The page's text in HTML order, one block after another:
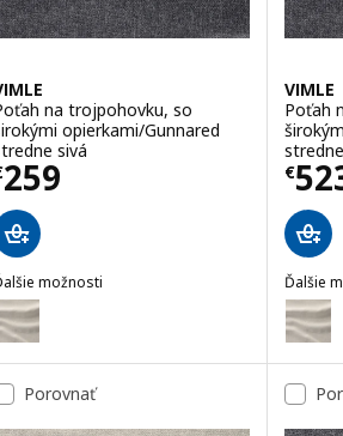
na trojpohovku, so
opierkami/Gunnared
sivá
259 € 259
možnosti
VIMLE, Poťah na trojpohovku, so
VIMLE
Poťah
€
Ďalšie
VIMLE
Porovnať